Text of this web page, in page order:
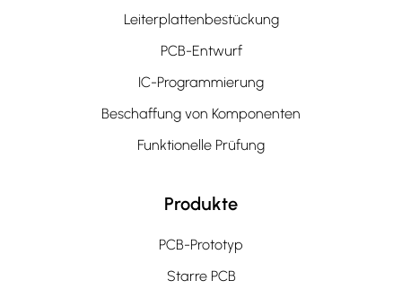
Leiterplattenbestückung
PCB-Entwurf
IC-Programmierung
Beschaffung von Komponenten
Funktionelle Prüfung
Produkte
PCB-Prototyp
Starre PCB